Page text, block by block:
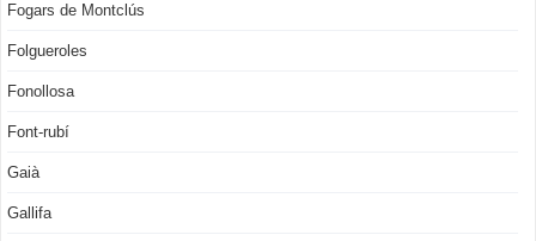
Fogars de Montclús
Folgueroles
Fonollosa
Font-rubí
Gaià
Gallifa